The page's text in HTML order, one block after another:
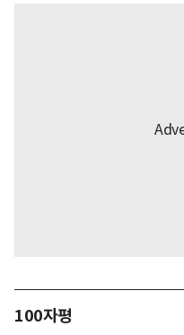
100자평